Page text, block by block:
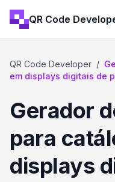
QR Code
QR Code Developer /
em displays digitais de
Gerador
para
displays